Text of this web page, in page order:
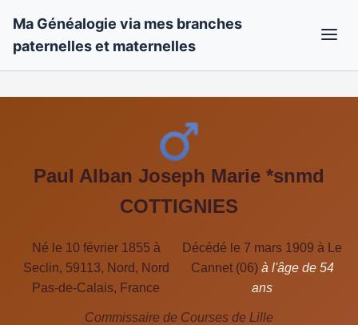
Ma Généalogie via mes branches
paternelles et maternelles
Paul Alban Joseph Marie *snmd
COTTIGNIES
Né le 10 février 1855 à
Seclin, 59113, Nord, Nord
Pas-de-Calais, France
Décédé le 7 mars 1909 à Le
Cannet (06) à l'âge de 54
ans
Commissaire de Courses de Lille